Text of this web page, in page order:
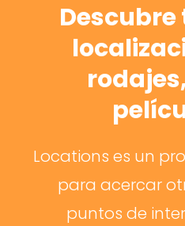
Locations es un
para acercar
puntos de